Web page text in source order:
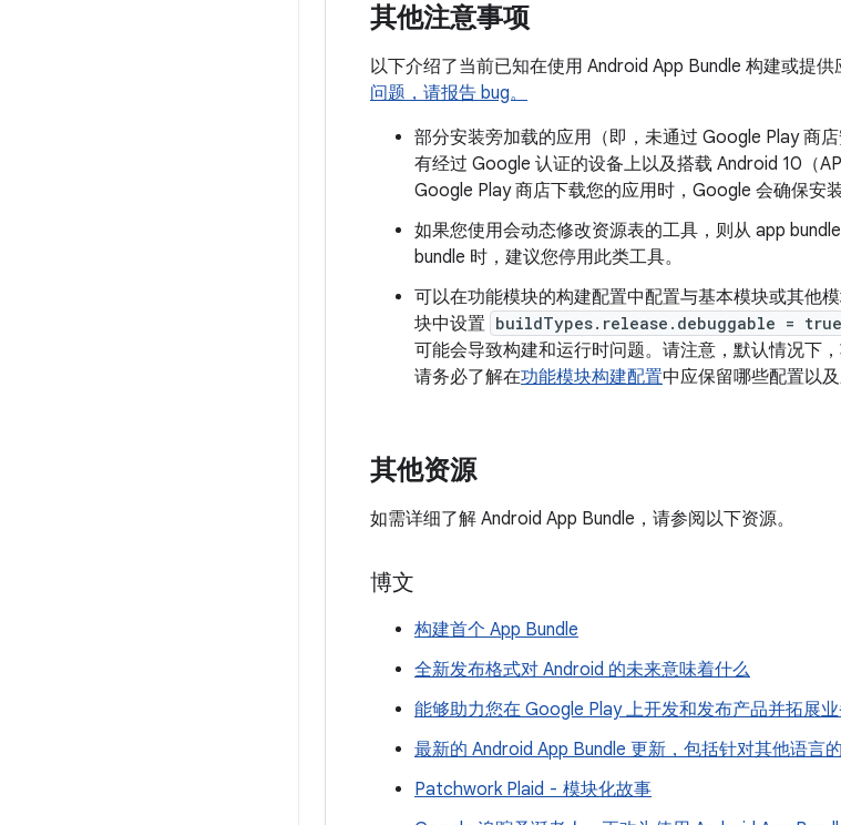
其他注意事项
以下介绍了当前已知在使用 Android App Bundle 构建或提供
问题，请报告 bug。
部分安装旁加载的应用（即，未通过 Google Play 商
有经过 Google 认证的设备上以及搭载 Android 10（
Google Play 商店下载您的应用时，Google 会确保安
如果您使用会动态修改资源表的工具，则从 app
bundle 时，建议您停用此类工具。
可以在功能模块的构建配置中配置与基本模块或其他
块中设置 buildTypes.release.debuggable = true
可能会导致构建和运行时问题。请注意，默认情况下
请务必了解在功能模块构建配置中应保留哪些配置以及
其他资源
如需详细了解 Android App Bundle，请参阅以下资源。
博文
构建首个 App Bundle
全新发布格式对 Android 的未来意味着什么
能够助力您在 Google Play 上开发和发布产品并拓展
最新的 Android App Bundle 更新，包括针对其他语言
Patchwork Plaid - 模块化故事